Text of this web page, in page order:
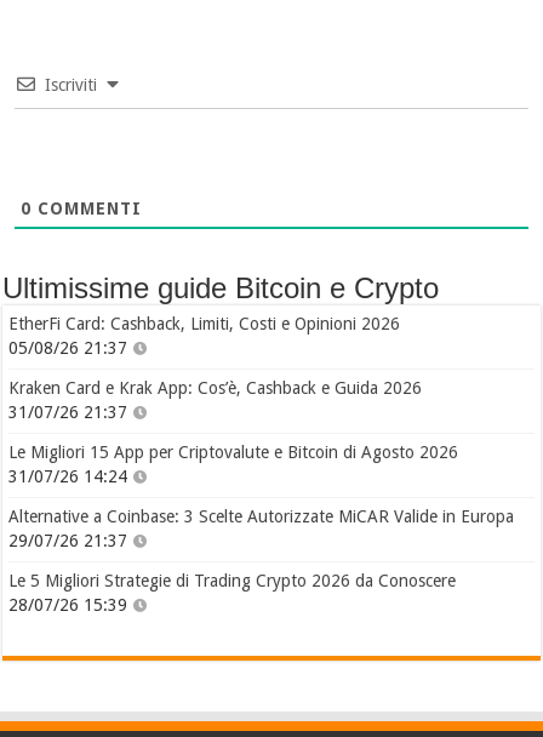
Iscriviti
0 COMMENTI
Ultimissime guide Bitcoin e Crypto
EtherFi Card: Cashback, Limiti, Costi e Opinioni 2026
05/08/26 21:37
Kraken Card e Krak App: Cos’è, Cashback e Guida 2026
31/07/26 21:37
Le Migliori 15 App per Criptovalute e Bitcoin di Agosto 2026
31/07/26 14:24
Alternative a Coinbase: 3 Scelte Autorizzate MiCAR Valide in Europa
29/07/26 21:37
Le 5 Migliori Strategie di Trading Crypto 2026 da Conoscere
28/07/26 15:39